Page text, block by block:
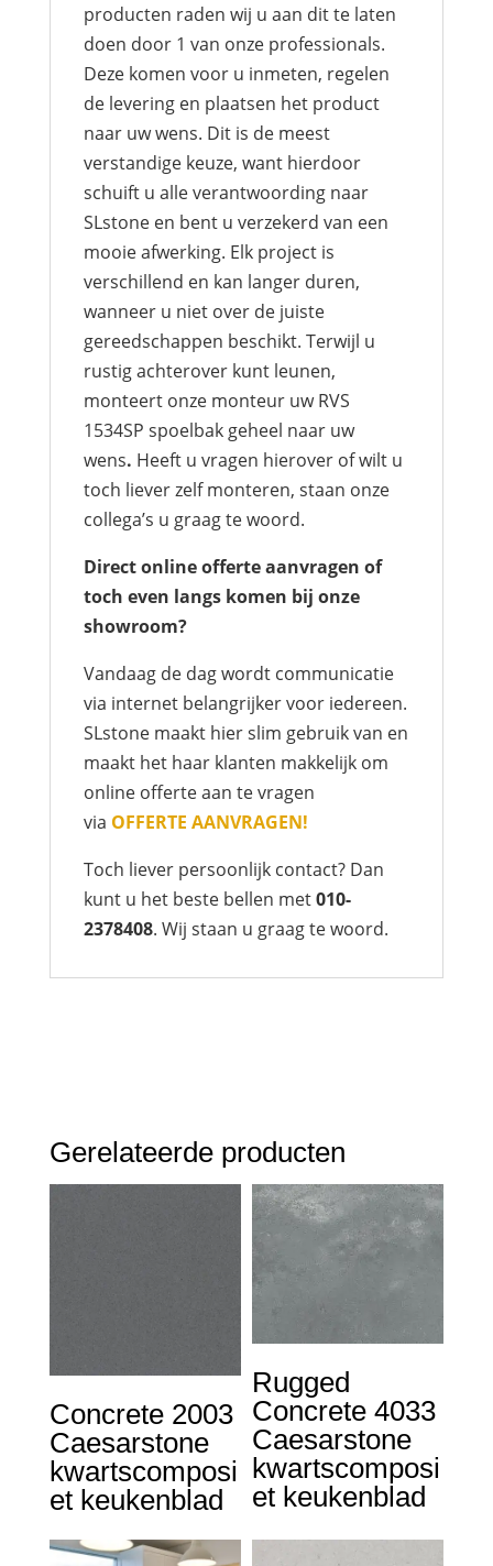
producten raden wij u aan dit te laten
doen door 1 van onze professionals.
Deze komen voor u inmeten, regelen
de levering en plaatsen het product
naar uw wens. Dit is de meest
verstandige keuze, want hierdoor
schuift u alle verantwoording naar
SLstone en bent u verzekerd van een
mooie afwerking. Elk project is
verschillend en kan langer duren,
wanneer u niet over de juiste
gereedschappen beschikt. Terwijl u
rustig achterover kunt leunen,
monteert onze monteur uw RVS
1534SP spoelbak geheel naar uw
wens. Heeft u vragen hierover of wilt u
toch liever zelf monteren, staan onze
collega’s u graag te woord.
Direct online offerte aanvragen of
toch even langs komen bij onze
showroom?
Vandaag de dag wordt communicatie
via internet belangrijker voor iedereen.
SLstone maakt hier slim gebruik van en
maakt het haar klanten makkelijk om
online offerte aan te vragen
via OFFERTE AANVRAGEN!
Toch liever persoonlijk contact? Dan
kunt u het beste bellen met010-
2378408. Wij staan u graag te woord.
Gerelateerde producten
Concrete 2003
Caesarstone
kwartscomposi
et keukenblad
Rugged
Concrete 4033
Caesarstone
kwartscomposi
et keukenblad